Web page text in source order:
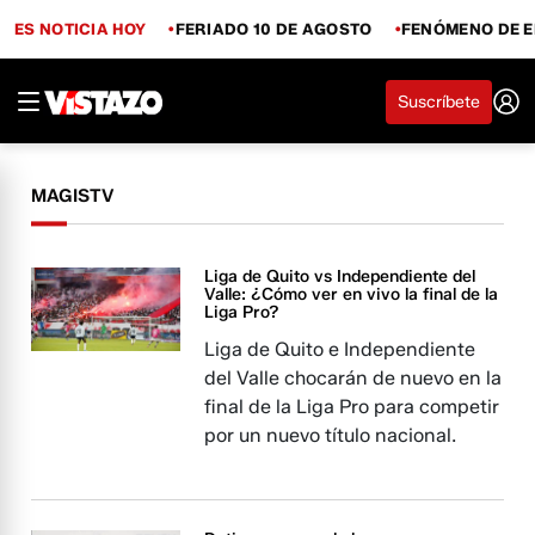
ES NOTICIA HOY FERIADO 10 DE AGOSTO FENÓMENO DE
Suscríbete
MAGISTV
Liga de Quito vs Independiente del
Valle: ¿Cómo ver en vivo la final de la
Liga Pro?
Liga de Quito e Independiente
del Valle chocarán de nuevo en la
final de la Liga Pro para competir
por un nuevo título nacional.